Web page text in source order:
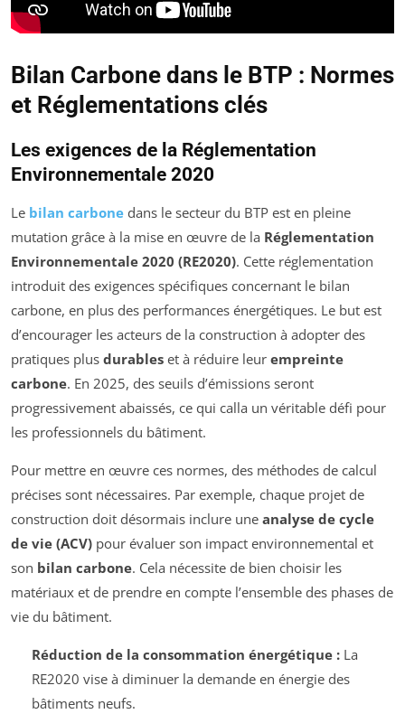
Bilan Carbone dans le BTP : Normes
et Réglementations clés
Les exigences de la Réglementation
Environnementale 2020
Le bilan carbone dans le secteur du BTP est en pleine
mutation grâce à la mise en œuvre de la Réglementation
Environnementale 2020 (RE2020). Cette réglementation
introduit des exigences spécifiques concernant le bilan
carbone, en plus des performances énergétiques. Le but est
d’encourager les acteurs de la construction à adopter des
pratiques plus durables et à réduire leur empreinte
carbone. En 2025, des seuils d’émissions seront
progressivement abaissés, ce qui calla un véritable défi pour
les professionnels du bâtiment.
Pour mettre en œuvre ces normes, des méthodes de calcul
précises sont nécessaires. Par exemple, chaque projet de
construction doit désormais inclure une analyse de cycle
de vie (ACV) pour évaluer son impact environnemental et
son bilan carbone. Cela nécessite de bien choisir les
matériaux et de prendre en compte l’ensemble des phases de
vie du bâtiment.
Réduction de la consommation énergétique :La
RE2020 vise à diminuer la demande en énergie des
bâtiments neufs.